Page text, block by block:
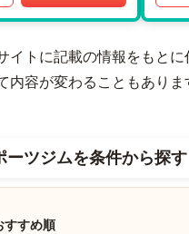
イトに記載の情報をもと
内容が変わることもあり
ーツジムを条件から探す
すすめ順